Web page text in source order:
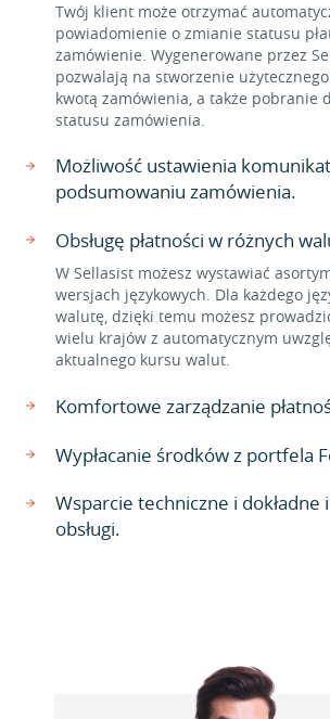
Twój klient może otrzymać
powiadomienie o zmianie statusu
zamówienie. Wygenerowane przez
pozwalają na stworzenie
kwotą zamówienia, a także pobranie
statusu zamówienia.
Możliwość ustawienia
podsumowaniu zamówienia.
Obsługę płatności w różnych
W Sellasist możesz wystawiać
wersjach językowych. Dla każdego
walutę, dzięki temu możesz
wielu krajów z automatycznym
aktualnego kursu walut.
Komfortowe zarządzanie
Wypłacanie środków z portfela
Wsparcie techniczne i dokładne
obsługi.